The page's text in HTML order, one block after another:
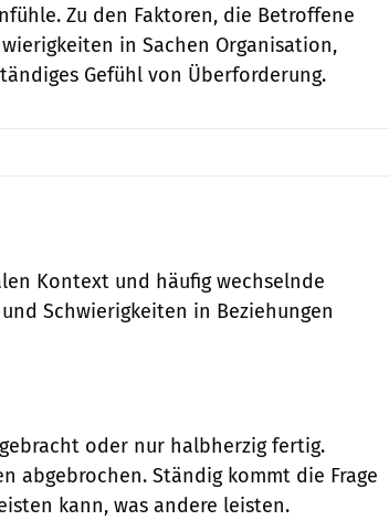
Zu den Faktoren, die Betroffene
in Sachen Organisation,
Gefühl von Überforderung.
Kontext und häufig wechselnde
Schwierigkeiten in Beziehungen
oder nur halbherzig fertig.
abgebrochen. Ständig kommt die Frage
kann, was andere leisten.